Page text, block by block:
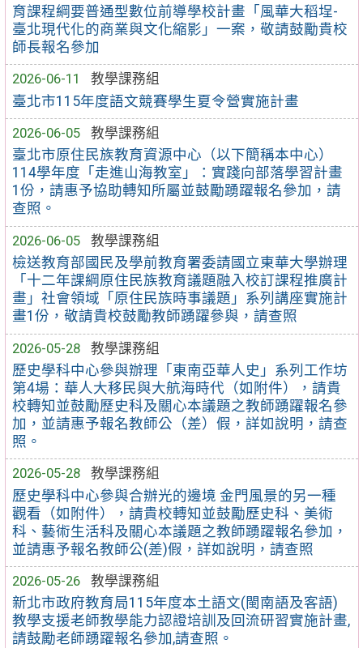
育課程綱要普通型數位前導學校計畫「風華大稻埕-
臺北現代化的商業與文化縮影」一案，敬請鼓勵貴校
師長報名參加
2026-06-11
教學課務組
臺北市115年度語文競賽學生夏令營實施計畫
2026-06-05
教學課務組
臺北市原住民族教育資源中心（以下簡稱本中心）
114學年度「走進山海教室」：實踐向部落學習計畫
1份，請惠予協助轉知所屬並鼓勵踴躍報名參加，請
查照。
2026-06-05
教學課務組
檢送教育部國民及學前教育署委請國立東華大學辦理
「十二年課綱原住民族教育議題融入校訂課程推廣計
畫」社會領域「原住民族時事議題」系列講座實施計
畫1份，敬請貴校鼓勵教師踴躍參與，請查照
2026-05-28
教學課務組
歷史學科中心參與辦理「東南亞華人史」系列工作坊
第4場：華人大移民與大航海時代（如附件），請貴
校轉知並鼓勵歷史科及關心本議題之教師踴躍報名參
加，並請惠予報名教師公（差）假，詳如說明，請查
照。
2026-05-28
教學課務組
歷史學科中心參與合辦光的邊境 金門風景的另一種
觀看（如附件），請貴校轉知並鼓勵歷史科、美術
科、藝術生活科及關心本議題之教師踴躍報名參加，
並請惠予報名教師公(差)假，詳如說明，請查照
2026-05-26
教學課務組
新北市政府教育局115年度本土語文(閩南語及客語)
教學支援老師教學能力認證培訓及回流研習實施計畫,
請鼓勵老師踴躍報名參加,請查照。